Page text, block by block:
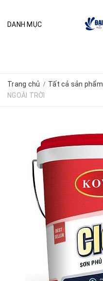
DANH MỤC
Trang chủ / Tất cả sản phẩm
NGOÀI TRỜI